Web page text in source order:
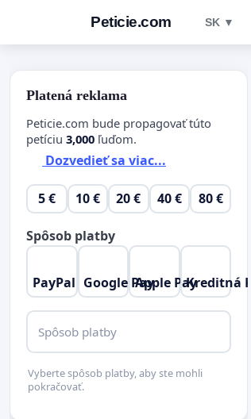
Peticie.com SK ▼
Platená reklama
Peticie.com bude propagovať túto
petíciu 3,000 ľuďom.
Dozvedieť sa viac...
5 € 10 € 20 € 40 € 80 €
Spôsob platby
PayPal Google PayApple PayKreditná
Spôsob platby
Vyberte spôsob platby, aby ste mohli
pokračovať.